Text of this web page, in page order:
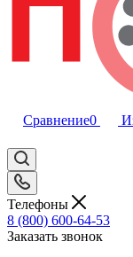
Сравнение0
Телефоны
8 (800) 600-64-53
Заказать звонок